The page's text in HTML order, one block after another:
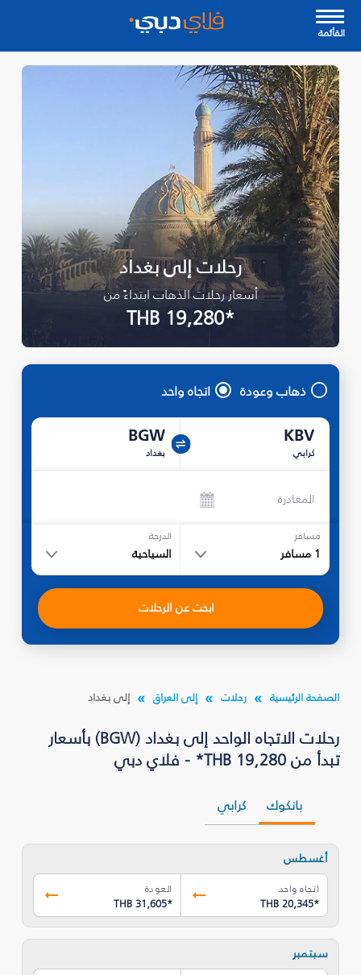
القأئمة
رحلات إلى بغداد
أسعار رحلات الذهاب ابتداءً من
*THB 19,280
ذهاب وعودة اتجاه واحد
KBV
كرابي
BGW
بغداد
المغادرة
مسافر
1 مسافر
الدرجة
السياحية
ابحث عن الرحلات
الصفحة الرئيسية رحلات إلى العراق إلى بغداد
رحلات الاتجاه الواحد إلى بغداد (BGW) بأسعار
تبدأ من THB 19,280* - فلاي دبي
بانكوك كرابي
أغسطس
اتجاه واحد
THB 20,345*
العودة
THB 31,605*
سبتمبر